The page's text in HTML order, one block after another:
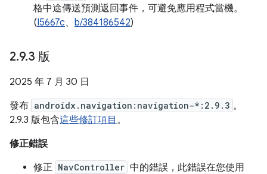
格中途傳送預測返回事件，可避免應用程式當機。
(I5667c、 b/384186542)
2.9.3 版
2025 年 7 月 30 日
發布 androidx.navigation:navigation-*:2.9.3 。
2.9.3 版包含這些修訂項目 。
修正錯誤
修正 NavController 中的錯誤，此錯誤在您使用